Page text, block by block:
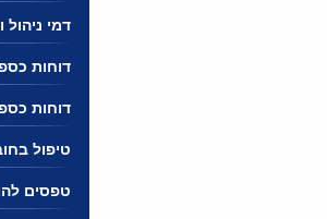
דמי ניהול
דוחות
דוחות
טיפול
טפסים